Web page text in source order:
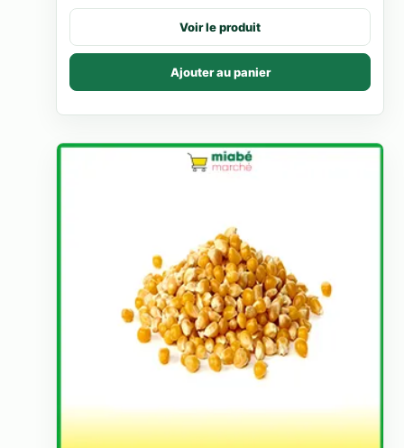
Voir le produit
Ajouter au panier